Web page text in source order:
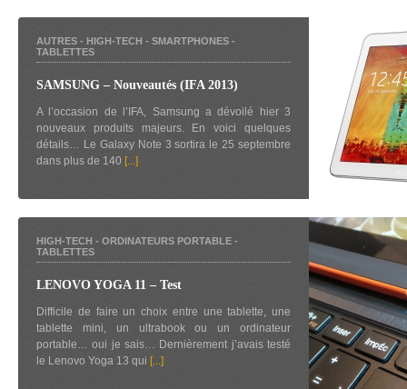
AUTRES - HIGH-TECH - SMARTPHONES -
TABLETTES
SAMSUNG – Nouveautés (IFA 2013)
A l’occasion de l’IFA, Samsung a dévoilé hier 3
nouveaux produits majeurs. En voici quelques
détails… Le Galaxy Note 3 sortira le 25 septembre
dans plus de 140 [...]
HIGH-TECH - ORDINATEURS PORTABLE -
TABLETTES
LENOVO YOGA 11 – Test
Difficile de faire un choix entre une tablette, une
tablette mini, un ultrabook ou un ordinateur
portable… oui je sais… Dernièrement j’avais testé
le Lenovo Yoga 13 qui [...]